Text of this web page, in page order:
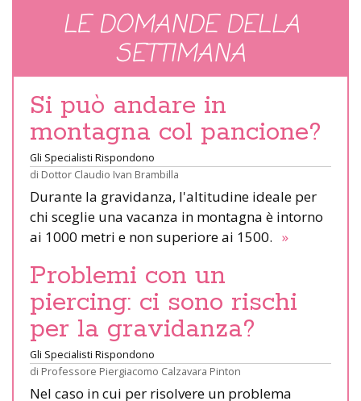
LE DOMANDE DELLA
SETTIMANA
Si può andare in
montagna col pancione?
Gli Specialisti Rispondono
di Dottor Claudio Ivan Brambilla
Durante la gravidanza, l'altitudine ideale per
chi sceglie una vacanza in montagna è intorno
ai 1000 metri e non superiore ai 1500. »
Problemi con un
piercing: ci sono rischi
per la gravidanza?
Gli Specialisti Rispondono
di Professore Piergiacomo Calzavara Pinton
Nel caso in cui per risolvere un problema